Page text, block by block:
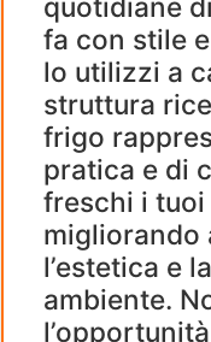
quotidiane
fa con stile
lo utilizzi a
struttura
frigo
pratica e di
freschi i tuoi
migliorando
l’estetica e
ambiente.